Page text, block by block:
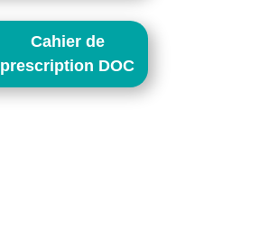
Cahier de
prescription DOC